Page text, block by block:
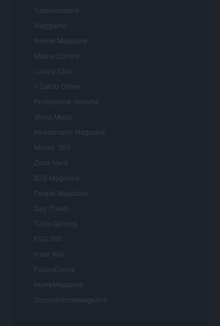
Tuobenessere
Viaggiamo
Nonne Magazine
Milano Cortina
Luxury Club
Il Calcio Online
Professione mamma
World Music
Investimenti Magazine
Money 365
Zona Nerd
B2B Magazine
People Magazine
Day Travel
Tutto Gaming
ESG 365
Food Wiki
FuturoDonna
HomeMagazine
SecondHomeMagazine